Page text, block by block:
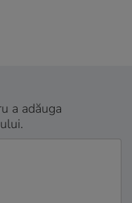
a adăuga